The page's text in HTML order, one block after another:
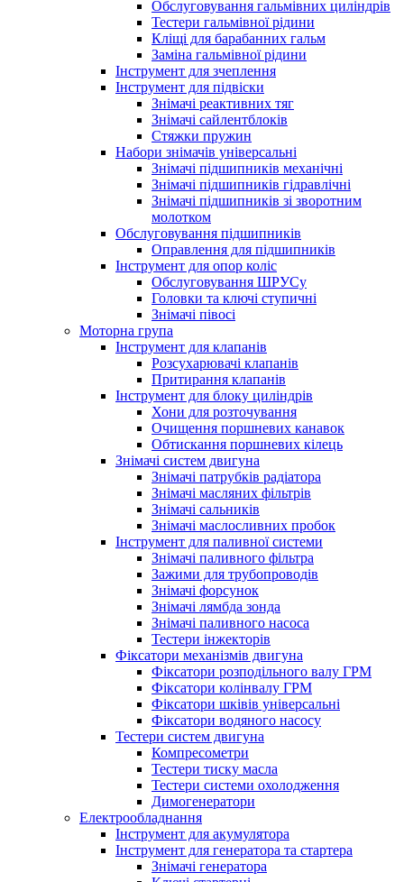
Обслуговування гальмівних циліндрів
Тестери гальмівної рідини
Кліщі для барабанних гальм
Заміна гальмівної рідини
Інструмент для зчеплення
Інструмент для підвіски
Знімачі реактивних тяг
Знімачі сайлентблоків
Стяжки пружин
Набори знімачів універсальні
Знімачі підшипників механічні
Знімачі підшипників гідравлічні
Знімачі підшипників зі зворотним
молотком
Обслуговування підшипників
Оправлення для підшипників
Інструмент для опор коліс
Обслуговування ШРУСу
Головки та ключі ступичні
Знімачі півосі
Моторна група
Інструмент для клапанів
Розсухарювачі клапанів
Притирання клапанів
Інструмент для блоку циліндрів
Хони для розточування
Очищення поршневих канавок
Обтискання поршневих кілець
Знімачі систем двигуна
Знімачі патрубків радіатора
Знімачі масляних фільтрів
Знімачі сальників
Знімачі маслосливних пробок
Інструмент для паливної системи
Знімачі паливного фільтра
Зажими для трубопроводів
Знімачі форсунок
Знімачі лямбда зонда
Знімачі паливного насоса
Тестери інжекторів
Фіксатори механізмів двигуна
Фіксатори розподільного валу ГРМ
Фіксатори колінвалу ГРМ
Фіксатори шківів універсальні
Фіксатори водяного насосу
Тестери систем двигуна
Компресометри
Тестери тиску масла
Тестери системи охолодження
Димогенератори
Електрообладнання
Інструмент для акумулятора
Інструмент для генератора та стартера
Знімачі генератора